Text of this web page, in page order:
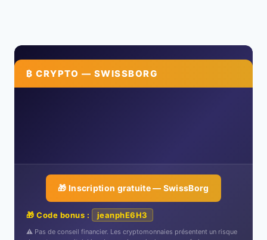
₿ CRYPTO — SWISSBORG
🎁 Inscription gratuite — SwissBorg
🎁 Code bonus : jeanphE6H3
⚠️ Pas de conseil financier. Les cryptomonnaies présentent un risque